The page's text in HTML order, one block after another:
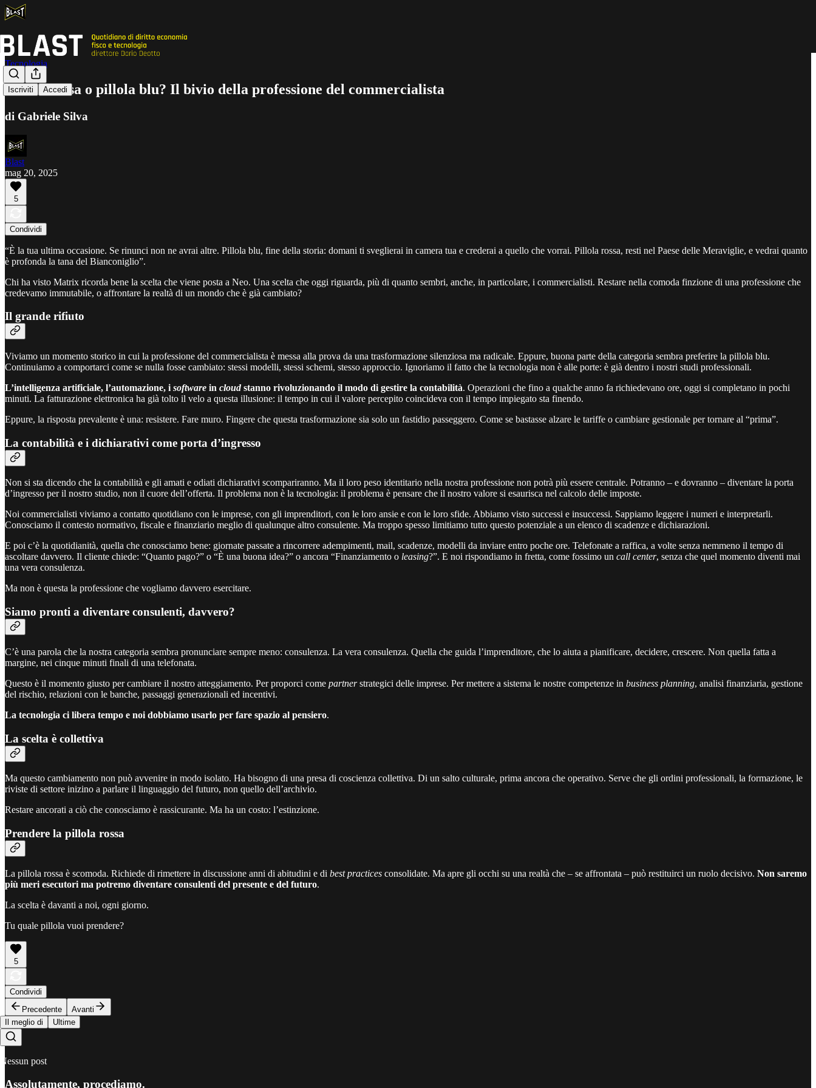
Iscriviti Accedi
Tecnologia
Pillola rossa o pillola blu? Il bivio della professione del commercialista
di Gabriele Silva
Blast
mag 20, 2025
5
Condividi
“È la tua ultima occasione. Se rinunci non ne avrai altre. Pillola blu, fine della storia: domani ti sveglierai in camera tua e crederai a quello che vorrai. Pillola rossa, resti nel Paese delle Meraviglie, e vedrai quanto
è profonda la tana del Bianconiglio”.
Chi ha visto Matrix ricorda bene la scelta che viene posta a Neo. Una scelta che oggi riguarda, più di quanto sembri, anche, in particolare, i commercialisti. Restare nella comoda finzione di una professione che
credevamo immutabile, o affrontare la realtà di un mondo che è già cambiato?
Il grande rifiuto
Viviamo un momento storico in cui la professione del commercialista è messa alla prova da una trasformazione silenziosa ma radicale. Eppure, buona parte della categoria sembra preferire la pillola blu.
Continuiamo a comportarci come se nulla fosse cambiato: stessi modelli, stessi schemi, stesso approccio. Ignoriamo il fatto che la tecnologia non è alle porte: è già dentro i nostri studi professionali.
L’intelligenza artificiale, l’automazione, i software in cloudstanno rivoluzionando il modo di gestire la contabilità. Operazioni che fino a qualche anno fa richiedevano ore, oggi si completano in pochi
minuti. La fatturazione elettronica ha già tolto il velo a questa illusione: il tempo in cui il valore percepito coincideva con il tempo impiegato sta finendo.
Eppure, la risposta prevalente è una: resistere. Fare muro. Fingere che questa trasformazione sia solo un fastidio passeggero. Come se bastasse alzare le tariffe o cambiare gestionale per tornare al “prima”.
La contabilità e i dichiarativi come porta d’ingresso
Non si sta dicendo che la contabilità e gli amati e odiati dichiarativi scompariranno. Ma il loro peso identitario nella nostra professione non potrà più essere centrale. Potranno – e dovranno – diventare la porta
d’ingresso per il nostro studio, non il cuore dell’offerta. Il problema non è la tecnologia: il problema è pensare che il nostro valore si esaurisca nel calcolo delle imposte.
Noi commercialisti viviamo a contatto quotidiano con le imprese, con gli imprenditori, con le loro ansie e con le loro sfide. Abbiamo visto successi e insuccessi. Sappiamo leggere i numeri e interpretarli.
Conosciamo il contesto normativo, fiscale e finanziario meglio di qualunque altro consulente. Ma troppo spesso limitiamo tutto questo potenziale a un elenco di scadenze e dichiarazioni.
E poi c’è la quotidianità, quella che conosciamo bene: giornate passate a rincorrere adempimenti, mail, scadenze, modelli da inviare entro poche ore. Telefonate a raffica, a volte senza nemmeno il tempo di
ascoltare davvero. Il cliente chiede: “Quanto pago?” o “È una buona idea?” o ancora “Finanziamento o leasing?”. E noi rispondiamo in fretta, come fossimo un call center, senza che quel momento diventi mai
una vera consulenza.
Ma non è questa la professione che vogliamo davvero esercitare.
Siamo pronti a diventare consulenti, davvero?
C’è una parola che la nostra categoria sembra pronunciare sempre meno: consulenza. La vera consulenza. Quella che guida l’imprenditore, che lo aiuta a pianificare, decidere, crescere. Non quella fatta a
margine, nei cinque minuti finali di una telefonata.
Questo è il momento giusto per cambiare il nostro atteggiamento. Per proporci come partnerstrategici delle imprese. Per mettere a sistema le nostre competenze in business planning, analisi finanziaria, gestione
del rischio, relazioni con le banche, passaggi generazionali ed incentivi.
La tecnologia ci libera tempo e noi dobbiamo usarlo per fare spazio al pensiero.
La scelta è collettiva
Ma questo cambiamento non può avvenire in modo isolato. Ha bisogno di una presa di coscienza collettiva. Di un salto culturale, prima ancora che operativo. Serve che gli ordini professionali, la formazione, le
riviste di settore inizino a parlare il linguaggio del futuro, non quello dell’archivio.
Restare ancorati a ciò che conosciamo è rassicurante. Ma ha un costo: l’estinzione.
Prendere la pillola rossa
La pillola rossa è scomoda. Richiede di rimettere in discussione anni di abitudini e di best practices consolidate. Ma apre gli occhi su una realtà che – se affrontata – può restituirci un ruolo decisivo. Non saremo
più meri esecutori ma potremo diventare consulenti del presente e del futuro.
La scelta è davanti a noi, ogni giorno.
Tu quale pillola vuoi prendere?
5
Condividi
Precedente
Avanti
Il meglio di
Ultime
Nessun post
Assolutamente, procediamo.